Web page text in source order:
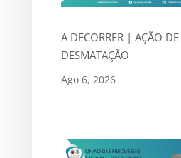
A DECORRER | AÇÃO
DESMATAÇÃO
Ago 6, 2026